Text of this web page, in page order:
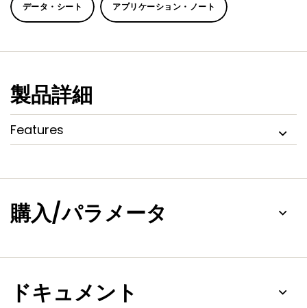
データ・シート アプリケーション・ノート
製品詳細
Features
購入/パラメータ
ドキュメント